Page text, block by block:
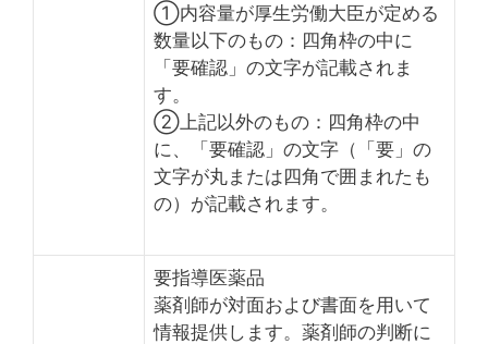
①内容量が厚生労働大臣が定める
数量以下のもの：四角枠の中に
「要確認」の文字が記載されま
す。
②上記以外のもの：四角枠の中
に、「要確認」の文字（「要」の
文字が丸または四角で囲まれたも
の）が記載されます。
要指導医薬品
薬剤師が対面および書面を用いて
情報提供します。薬剤師の判断に